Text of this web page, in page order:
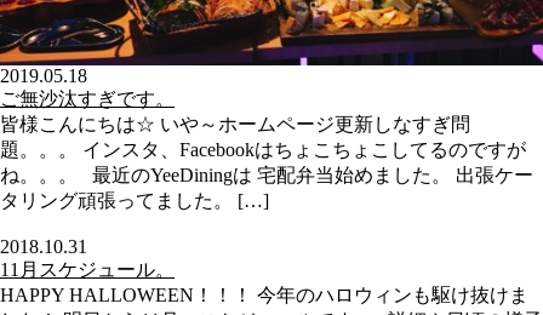
2019.05.18
ご無沙汰すぎです。
皆様こんにちは☆ いや～ホームページ更新しなすぎ問
題。。。 インスタ、Facebookはちょこちょこしてるのですが
ね。。。 最近のYeeDiningは 宅配弁当始めました。 出張ケー
タリング頑張ってました。 […]
2018.10.31
11月スケジュール。
HAPPY HALLOWEEN！！！ 今年のハロウィンも駆け抜けま